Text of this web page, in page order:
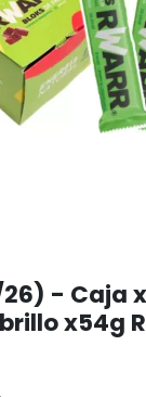
- Caja
x54g